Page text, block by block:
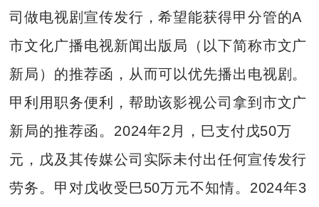
司做电视剧宣传发行，希望能获得甲分管的A
市文化广播电视新闻出版局（以下简称市文广
新局）的推荐函，从而可以优先播出电视剧。
甲利用职务便利，帮助该影视公司拿到市文广
新局的推荐函。2024年2月，巳支付戊50万
元，戊及其传媒公司实际未付出任何宣传发行
劳务。甲对戊收受巳50万元不知情。2024年3